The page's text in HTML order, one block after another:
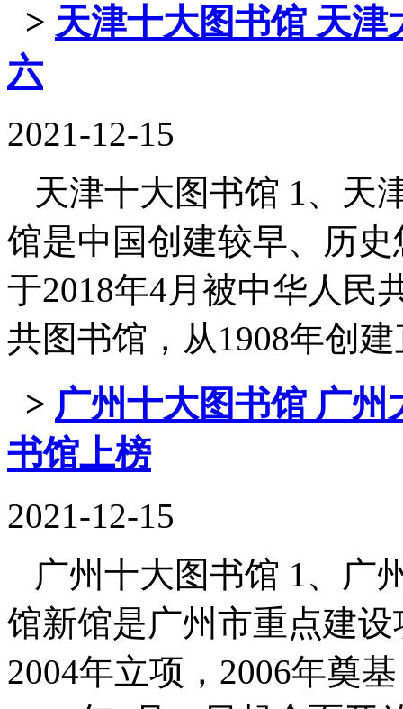
> 天津十大图书馆 天
六
2021-12-15
天津十大图书馆 1、天
馆是中国创建较早、历
于2018年4月被中华人民
共图书馆，从1908年创
> 广州十大图书馆 广
书馆上榜
2021-12-15
广州十大图书馆 1、广
馆新馆是广州市重点建
2004年立项，2006年奠